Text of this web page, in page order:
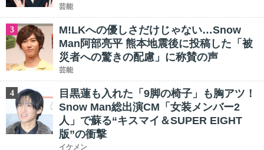
芸能
3
M!LKへの優しさだけじゃない…Snow
Man阿部亮平 熊本地震後に投稿した「被
災者への驚きの配慮」に称賛の声
芸能
4
目黒蓮も入れた「9脚の椅子」も胸アツ！
Snow Man総出演CM「女装メンバー2
人」で蘇る“キスマイ＆SUPER EIGHT
版”の衝撃
イケメン